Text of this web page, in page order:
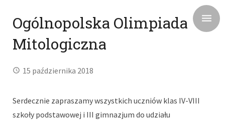
Ogólnopolska Olimpiada
Mitologiczna
15 października 2018
Serdecznie zapraszamy wszystkich uczniów klas IV-VIII
szkoły podstawowej i III gimnazjum do udziału